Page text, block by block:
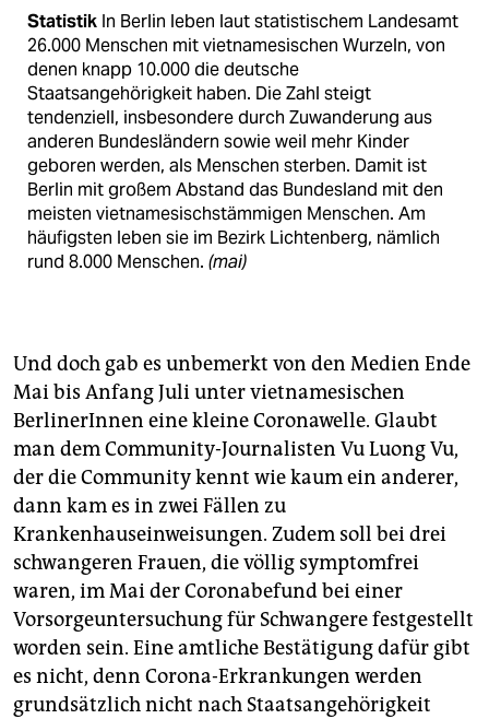
Statistik In Berlin leben laut statistischem Landesamt
26.000 Menschen mit vietnamesischen Wurzeln, von
denen knapp 10.000 die deutsche
Staatsangehörigkeit haben. Die Zahl steigt
tendenziell, insbesondere durch Zuwanderung aus
anderen Bundesländern sowie weil mehr Kinder
geboren werden, als Menschen sterben. Damit ist
Berlin mit großem Abstand das Bundesland mit den
meisten vietnamesischstämmigen Menschen. Am
häufigsten leben sie im Bezirk Lichtenberg, nämlich
rund 8.000 Menschen. (mai)
Und doch gab es unbemerkt von den Medien Ende
Mai bis Anfang Juli unter vietnamesischen
BerlinerInnen eine kleine Coronawelle. Glaubt
man dem Community-Journalisten Vu Luong Vu,
der die Community kennt wie kaum ein anderer,
dann kam es in zwei Fällen zu
Krankenhauseinweisungen. Zudem soll bei drei
schwangeren Frauen, die völlig symptomfrei
waren, im Mai der Coronabefund bei einer
Vorsorgeuntersuchung für Schwangere festgestellt
worden sein. Eine amtliche Bestätigung dafür gibt
es nicht, denn Corona-Erkrankungen werden
grundsätzlich nicht nach Staatsangehörigkeit